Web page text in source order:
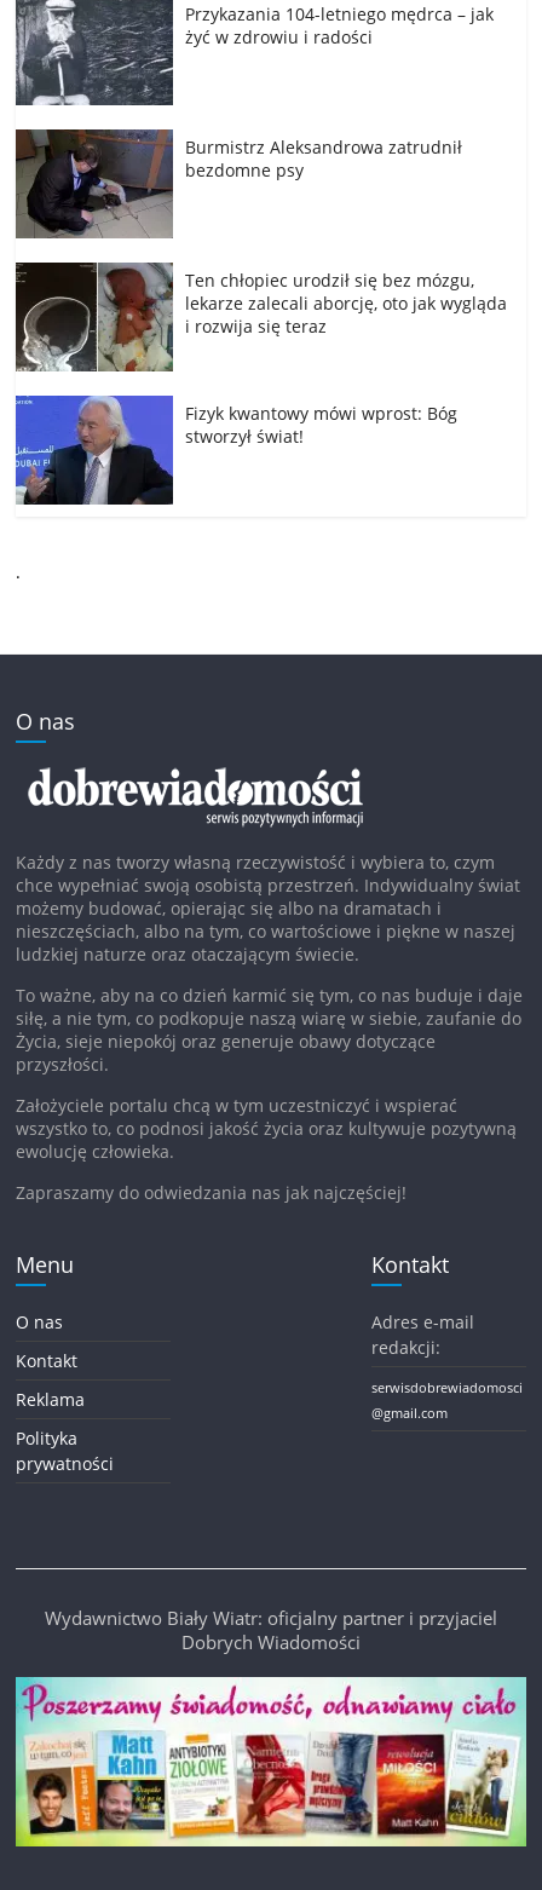
Przykazania 104-letniego mędrca – jak
żyć w zdrowiu i radości
Burmistrz Aleksandrowa zatrudnił
bezdomne psy
Ten chłopiec urodził się bez mózgu,
lekarze zalecali aborcję, oto jak wygląda
i rozwija się teraz
Fizyk kwantowy mówi wprost: Bóg
stworzył świat!
.
O nas
Każdy z nas tworzy własną rzeczywistość i wybiera to, czym
chce wypełniać swoją osobistą przestrzeń. Indywidualny świat
możemy budować, opierając się albo na dramatach i
nieszczęściach, albo na tym, co wartościowe i piękne w naszej
ludzkiej naturze oraz otaczającym świecie.
To ważne, aby na co dzień karmić się tym, co nas buduje i daje
siłę, a nie tym, co podkopuje naszą wiarę w siebie, zaufanie do
Życia, sieje niepokój oraz generuje obawy dotyczące
przyszłości.
Założyciele portalu chcą w tym uczestniczyć i wspierać
wszystko to, co podnosi jakość życia oraz kultywuje pozytywną
ewolucję człowieka.
Zapraszamy do odwiedzania nas jak najczęściej!
Menu
O nas
Kontakt
Reklama
Polityka
prywatności
Kontakt
Adres e-mail
redakcji:
serwisdobrewiadomosci
@gmail.com
Wydawnictwo Biały Wiatr: oficjalny partner i przyjaciel
Dobrych Wiadomości